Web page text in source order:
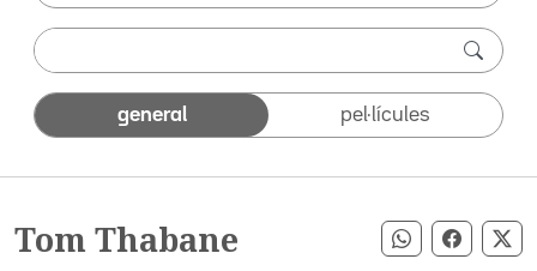
general pel·lícules
Tom Thabane Compartir